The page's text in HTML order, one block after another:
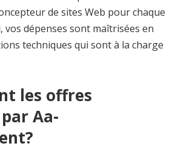
de sites Web pour chaque
vos dépenses sont maîtrisées en
techniques qui sont à la charge
les offres
Aa-